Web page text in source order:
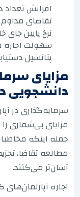
افزایش تعداد
تقاضای
نرخ پایین
سهولت اجاره
پتانسیل
مزایای
دانشجویی
سرمایه‌گذاری در
مزایای بی‌شماری را
جمله اینکه
مطالعه تقاضا،
آسان‌تر می‌کنند.
اجاره